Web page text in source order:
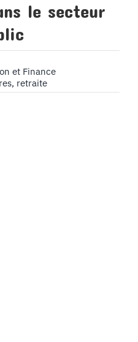
le secteur
et Finance
, retraite